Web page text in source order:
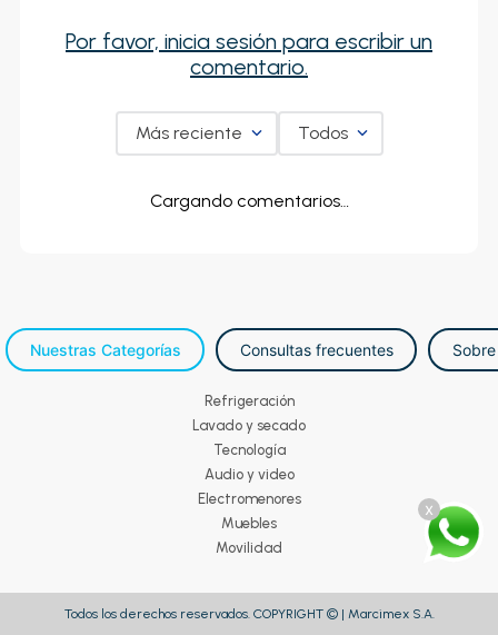
x
Por favor, inicia sesión para escribir un
comentario.
Más reciente Todos
Cargando comentarios…
Nuestras Categorías Consultas frecuentes
Refrigeración
Lavado y secado
Tecnología
Audio y video
Electromenores
Muebles
Movilidad
Todos los derechos reservados. COPYRIGHT © | Marcimex S.A.